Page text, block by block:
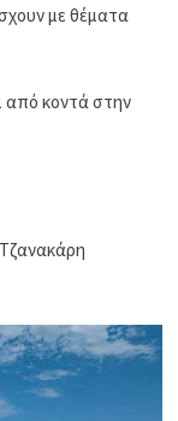
με θέματα
από κοντά στην